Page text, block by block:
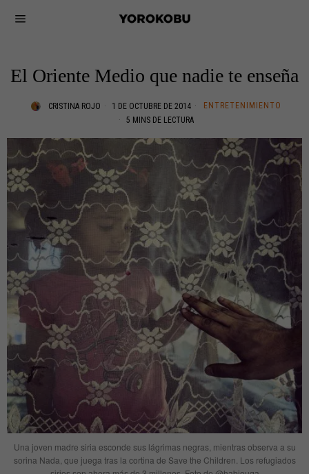
El Oriente Medio que nadie te enseña
CRISTINA ROJO 1 DE OCTUBRE DE 2014
ENTRETENIMIENTO
5 MINS DE LECTURA
Una joven madre siria esconde sus lágrimas negras, mientras observa a su
sorina Nada, que juega tras la cortina de Save the Children. Los refugiados